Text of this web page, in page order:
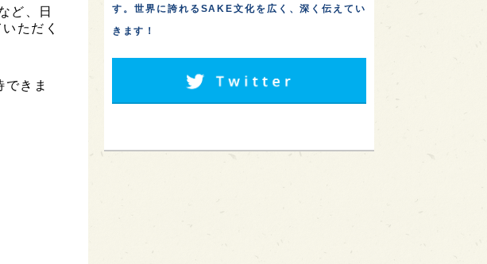
ど、日
ただく
きま
す。世界に誇れるSAKE文化を広く、深く伝えてい
きます！